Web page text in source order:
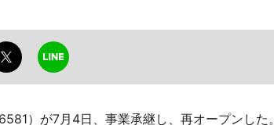
）が7月4日、事業承継し、再オープンした。